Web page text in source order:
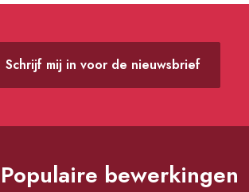
Schrijf mij in voor de nieuwsbrief
Populaire bewerkingen